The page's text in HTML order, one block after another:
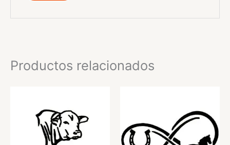
Productos relacionados